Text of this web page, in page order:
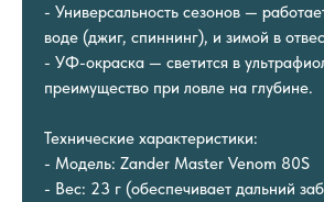
- Универсальность сезонов —
воде (джиг, спиннинг), и зимой в
- УФ-окраска — светится в
преимущество при ловле на глубине.
Технические характеристики:
- Модель: Zander Master Venom 80S
- Вес: 23 г (обеспечивает дальний